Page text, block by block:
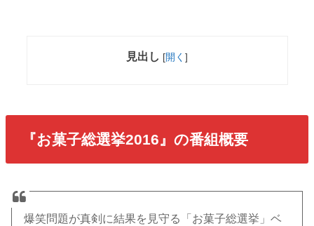
見出し [開く ]
『お菓子総選挙2016』の番組概要
爆笑問題が真剣に結果を見守る「お菓子総選挙」ベ